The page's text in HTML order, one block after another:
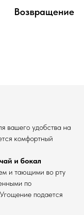
Возвращение
вашего удобства на
комфортный
и бокал
и тающими во рту
по
подается